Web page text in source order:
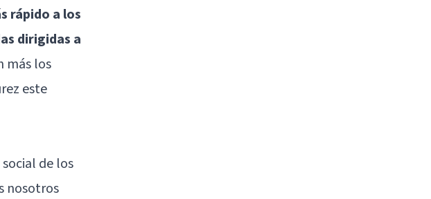
rápido a los
dirigidas a
más los
este
de los
nosotros